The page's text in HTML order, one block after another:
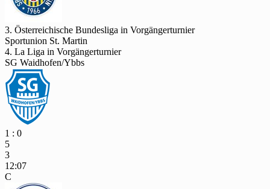
3. Österreichische Bundesliga in Vorgängerturnier
Sportunion St. Martin
4. La Liga in Vorgängerturnier
SG Waidhofen/Ybbs
1 : 0
5
3
12:07
C